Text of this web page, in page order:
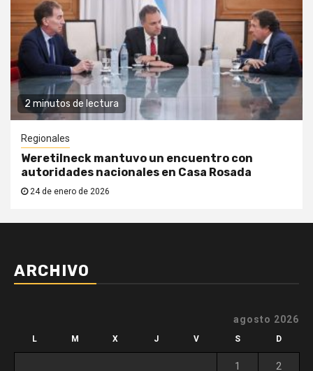
2 minutos de lectura
Regionales
Weretilneck mantuvo un encuentro con
autoridades nacionales en Casa Rosada
24 de enero de 2026
ARCHIVO
agosto 2026
L M X J V S D
1 2